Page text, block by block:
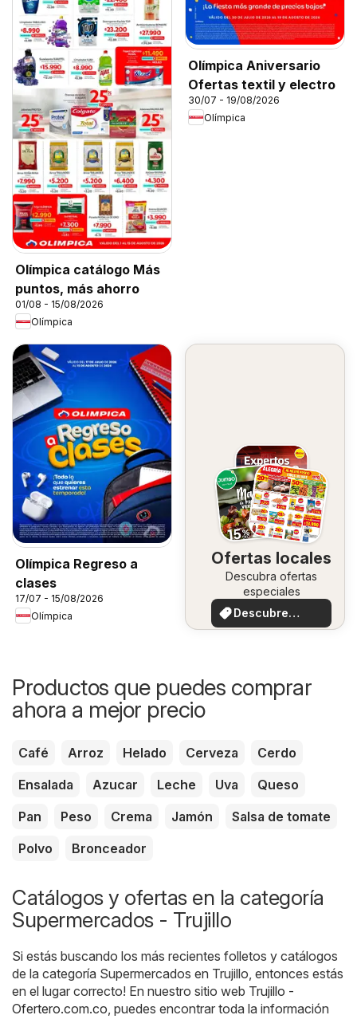
Olímpica catálogo Más
puntos, más ahorro
01/08 - 15/08/2026
Olímpica
Olímpica Aniversario
Ofertas textil y electro
30/07 - 19/08/2026
Olímpica
Olímpica Regreso a
clases
17/07 - 15/08/2026
Olímpica
Ofertas locales
Descubra ofertas
especiales
Descubre
ofertas
Productos que puedes comprar
ahora a mejor precio
Café Arroz Helado Cerveza
Cerdo
Ensalada
Azucar Leche Uva
Queso
Pan
Peso Crema Jamón
Salsa de tomate
Polvo
Bronceador
Catálogos y ofertas en la categoría
Supermercados - Trujillo
Si estás buscando los más recientes folletos y catálogos
de la categoría Supermercados en Trujillo, entonces estás
en el lugar correcto! En nuestro sitio web Trujillo -
Ofertero.com.co, puedes encontrar toda la información